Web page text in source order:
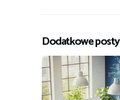
Dodatkowe posty